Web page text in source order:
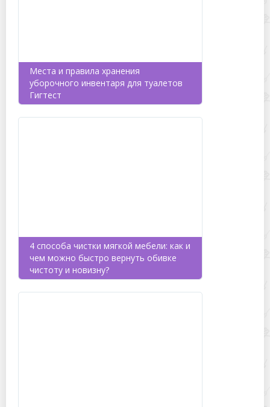
Места и правила хранения
уборочного инвентаря для туалетов
Гигтест
4 способа чистки мягкой мебели: как и
чем можно быстро вернуть обивке
чистоту и новизну?